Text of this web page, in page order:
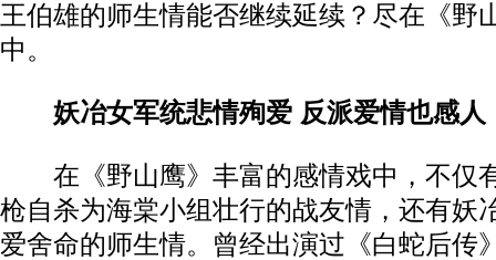
王伯雄的师生情能否继续延续？尽在《野
中。
妖冶女军统悲情殉爱 反派爱情也感人
在《野山鹰》丰富的感情戏中，不仅
枪自杀为海棠小组壮行的战友情，还有妖
爱舍命的师生情。曾经出演过《白蛇后传